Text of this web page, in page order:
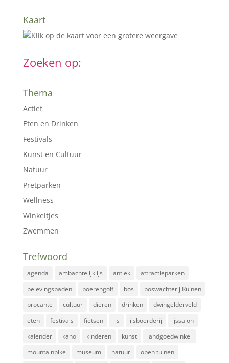
Kaart
Zoeken op:
Thema
Actief
Eten en Drinken
Festivals
Kunst en Cultuur
Natuur
Pretparken
Wellness
Winkeltjes
Zwemmen
Trefwoord
agenda ambachtelijk ijs antiek
attractieparken
belevingspaden
boerengolf bos
boswachterij Ruinen
brocante
cultuur dieren drinken
dwingelderveld
eten
festivals fietsen ijs ijsboerderij
ijssalon
kalender
kano kinderen kunst
landgoedwinkel
mountainbike
museum natuur
open tuinen